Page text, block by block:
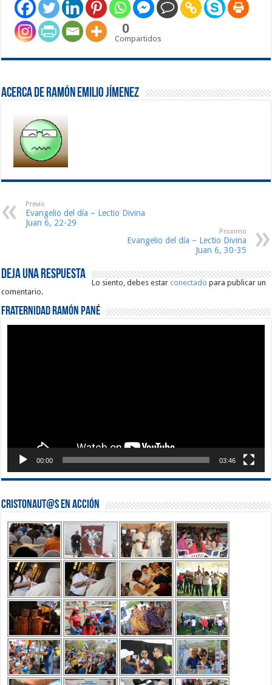
0
Compartidos
Acerca de Ramón Emilio Jímenez
Previo
Evangelio del día – Lectio Divina
Juan 6, 22-29
Proximo
Evangelio del día – Lectio Divina
Juan 6, 30-35
Deja una respuesta
Lo siento, debes estarconectado para publicar un
comentario.
Fraternidad Ramón Pané
00:00 03:46
Cristonaut@s en Acción